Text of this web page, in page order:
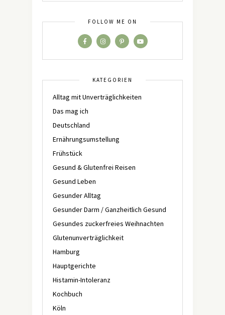
FOLLOW ME ON
KATEGORIEN
Alltag mit Unverträglichkeiten
Das mag ich
Deutschland
Ernährungsumstellung
Frühstück
Gesund & Glutenfrei Reisen
Gesund Leben
Gesunder Alltag
Gesunder Darm / Ganzheitlich Gesund
Gesundes zuckerfreies Weihnachten
Glutenunverträglichkeit
Hamburg
Hauptgerichte
Histamin-Intoleranz
Kochbuch
Köln